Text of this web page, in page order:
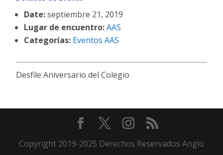
Date: septiembre 21, 2019
Lugar de encuentro: AAS
Categorías: Eventos AAS
Desfile Aniversario del Colegio
Copyright 2019-2025 Derechos Reservados Anglo